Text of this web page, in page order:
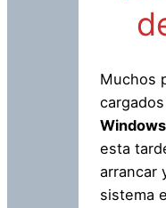
Muchos
Windows
esta
arrancar
sistema